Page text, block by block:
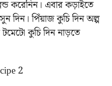
করেনিন। এবার কড়াইতে
দিন। পিঁয়াজ কুচি দিন অল্প
কুচি দিন নাড়তে